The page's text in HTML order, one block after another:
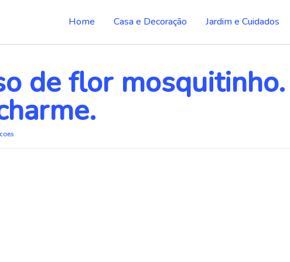
Home Casa e Decoração Jardim e Cuidados
de flor mosquitinho.